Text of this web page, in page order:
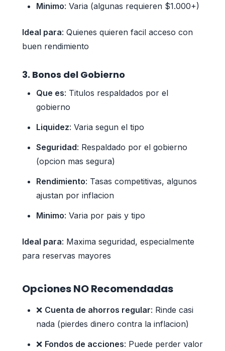
Minimo: Varia (algunas requieren $1.000+)
Ideal para: Quienes quieren facil acceso con
buen rendimiento
3. Bonos del Gobierno
Que es: Titulos respaldados por el
gobierno
Liquidez: Varia segun el tipo
Seguridad: Respaldado por el gobierno
(opcion mas segura)
Rendimiento: Tasas competitivas, algunos
ajustan por inflacion
Minimo: Varia por pais y tipo
Ideal para: Maxima seguridad, especialmente
para reservas mayores
Opciones NO Recomendadas
❌ Cuenta de ahorros regular: Rinde casi
nada (pierdes dinero contra la inflacion)
❌ Fondos de acciones: Puede perder valor